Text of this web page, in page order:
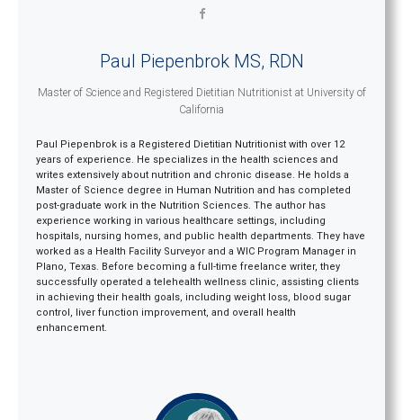
Paul Piepenbrok MS, RDN
Master of Science and Registered Dietitian Nutritionist at University of
California
Paul Piepenbrok is a Registered Dietitian Nutritionist with over 12
years of experience. He specializes in the health sciences and
writes extensively about nutrition and chronic disease. He holds a
Master of Science degree in Human Nutrition and has completed
post-graduate work in the Nutrition Sciences. The author has
experience working in various healthcare settings, including
hospitals, nursing homes, and public health departments. They have
worked as a Health Facility Surveyor and a WIC Program Manager in
Plano, Texas. Before becoming a full-time freelance writer, they
successfully operated a telehealth wellness clinic, assisting clients
in achieving their health goals, including weight loss, blood sugar
control, liver function improvement, and overall health
enhancement.